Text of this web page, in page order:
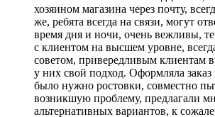
хозяином магазина через почту,
же, ребята всегда на связи, могут
время дня и ночи, очень вежливы,
с клиентом на высшем уровне,
советом, привередливым клиентам
у них свой подход. Оформляла заказ
было нужно ростовки, совместно
возникшую проблему, предлагали
альтернативных вариантов, к